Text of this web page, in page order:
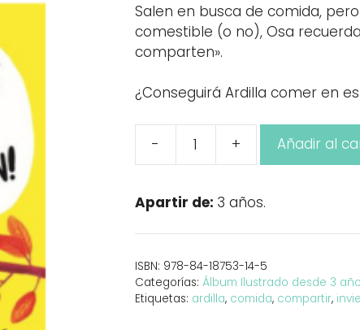
Salen en busca de comida,
comestible (o no), Osa
comparten».
¿Conseguirá Ardilla comer en
-
no
comparten
cantidad
+ Añadir al
Apartir de: 3 años.
ISBN: 978-84-18753-14-5
Categorías: Álbum Ilustrado desde 3
Etiquetas: ardilla, comida, compartir,